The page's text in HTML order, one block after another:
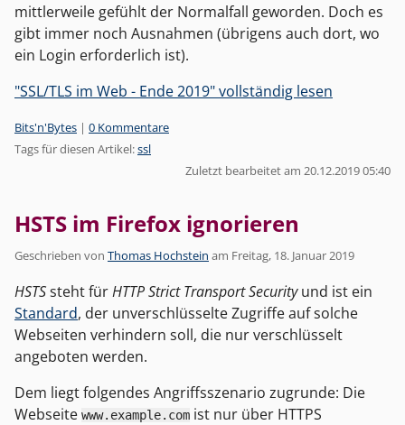
mittlerweile gefühlt der Normalfall geworden. Doch es
gibt immer noch Ausnahmen (übrigens auch dort, wo
ein Login erforderlich ist).
"SSL/TLS im Web - Ende 2019" vollständig lesen
Kategorien:
Bits'n'Bytes | 0 Kommentare
Tags für diesen Artikel:ssl
Zuletzt bearbeitet am 20.12.2019 05:40
HSTS im Firefox ignorieren
Geschrieben von Thomas Hochstein am Freitag, 18. Januar 2019
HSTSsteht fürHTTP Strict Transport Securityund ist ein
Standard, der unverschlüsselte Zugriffe auf solche
Webseiten verhindern soll, die nur verschlüsselt
angeboten werden.
Dem liegt folgendes Angriffsszenario zugrunde: Die
Webseite www.example.com ist nur über HTTPS